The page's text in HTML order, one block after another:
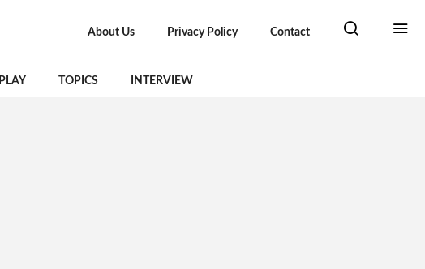
About Us Privacy Policy Contact
PLAY TOPICS INTERVIEW